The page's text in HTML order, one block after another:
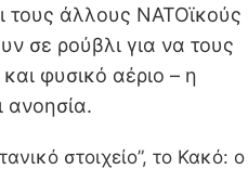
τους άλλους ΝΑΤΟϊκούς
σε ρούβλι για να τους
φυσικό αέριο – η
ανοησία.
στοιχείο”, το Κακό: ο